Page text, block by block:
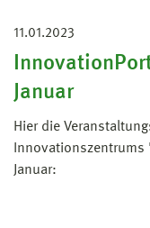
11.01.2023
Januar
Hier die
Januar: